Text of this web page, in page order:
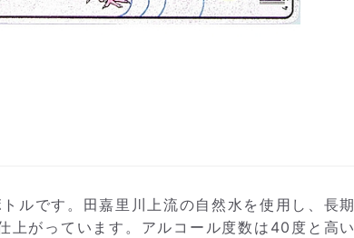
ルです。田嘉里川上流の自然水を使用し、長期
上がっています。アルコール度数は40度と高い